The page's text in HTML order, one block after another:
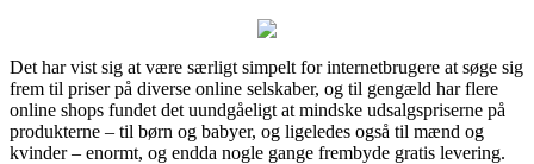
Det har vist sig at være særligt simpelt for internetbrugere at søge sig
frem til priser på diverse online selskaber, og til gengæld har flere
online shops fundet det uundgåeligt at mindske udsalgspriserne på
produkterne – til børn og babyer, og ligeledes også til mænd og
kvinder – enormt, og endda nogle gange frembyde gratis levering.